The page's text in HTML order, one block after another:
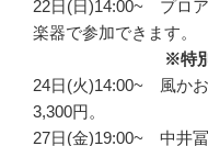
22日(日)14:00~ プロ
楽器で参加できます。
※特
24日(火)14:00~ 風かお
3,300円。
27日(金)19:00~ 中井